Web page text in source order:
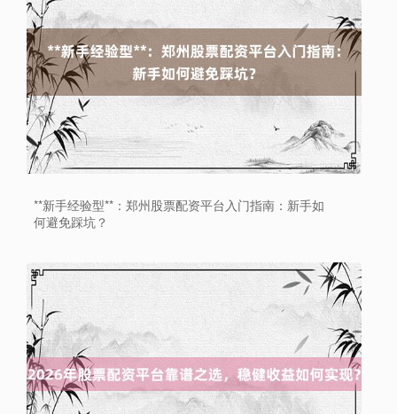
**新手经验型**：郑州股票配资平台入门指南：新手如
何避免踩坑？